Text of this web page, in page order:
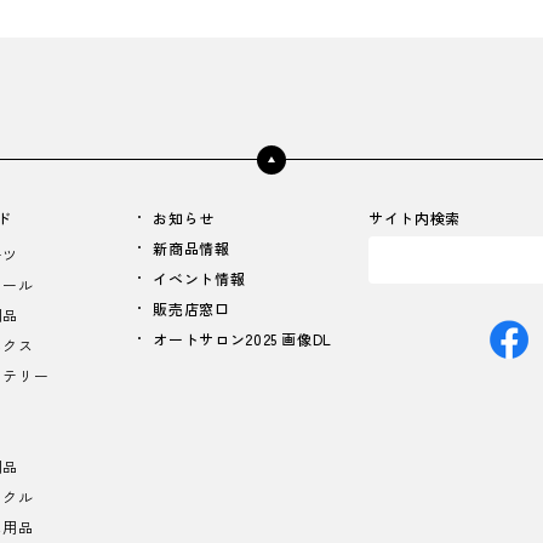
ル
ス
リー
ル
品
お知らせ
新商品情報
イベント情報
販売店窓口
オートサロン2025 画像DL
サイト内検索